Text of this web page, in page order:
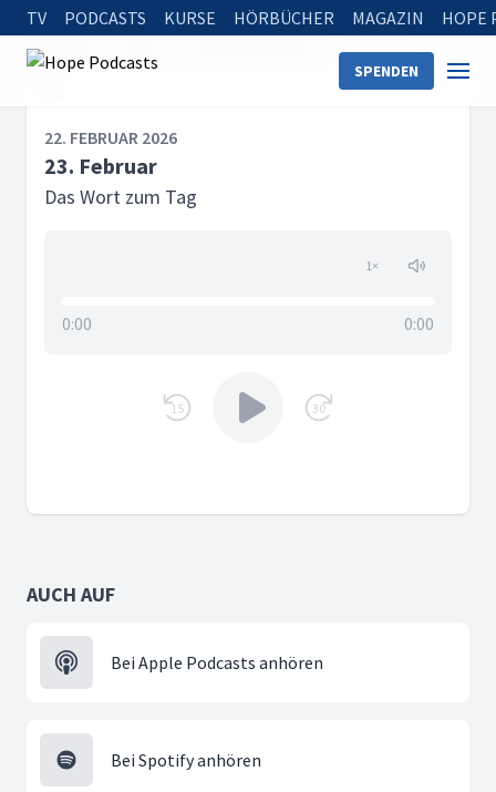
TV PODCASTS KURSE HÖRBÜCHER MAGAZIN HOPE
SPENDEN
Startseite 23. Februar
22. FEBRUAR 2026
23. Februar
Das Wort zum Tag
1×
0:00 0:00
15 30
AUCH AUF
Bei Apple Podcasts anhören
Bei Spotify anhören